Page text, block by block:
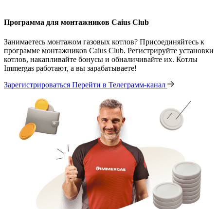
Программа для монтажников Caius Club
Занимаетесь монтажом газовых котлов? Присоединяйтесь к
программе монтажников Caius Club. Регистрируйте установки
котлов, накапливайте бонусы и обналичивайте их. Котлы
Immergas работают, а вы зарабатываете!
Зарегистрироваться Перейти в Телеграмм-канал